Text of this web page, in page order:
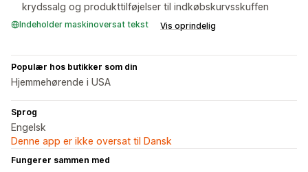
krydssalg og produkttilføjelser til indkøbskurvsskuffen
Indeholder maskinoversat tekst Vis oprindelig
Populær hos butikker som din
Hjemmehørende i USA
Sprog
Engelsk
Denne app er ikke oversat til Dansk
Fungerer sammen med